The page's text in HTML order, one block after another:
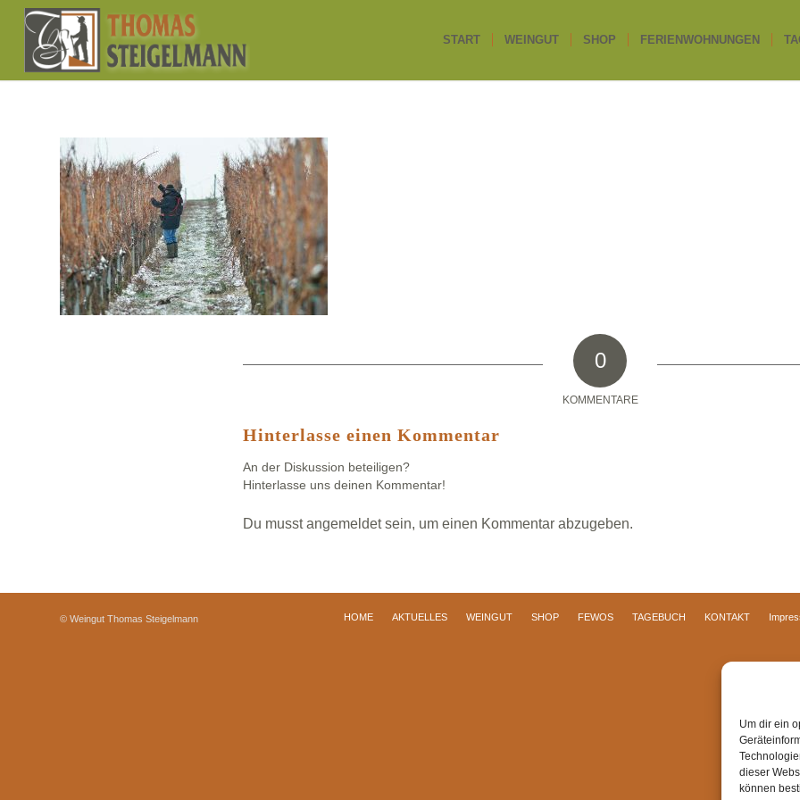
Um dir ein
dieser
können
START WEINGUT SHOP FERIENWOHNUNGEN
0
KOMMENTARE
Hinterlasse einen Kommentar
An der Diskussion beteiligen?
Hinterlasse uns deinen Kommentar!
Du musstangemeldetsein, um einen Kommentar abzugeben.
© Weingut Thomas Steigelmann HOME AKTUELLES WEINGUT SHOP FEWOS TAGEBUCH KONTAKT